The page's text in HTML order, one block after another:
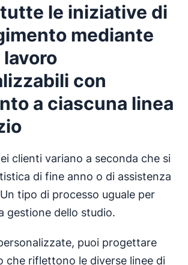
le iniziative di
mediante
con
a ciascuna linea
clienti variano a seconda che si
di fine anno o di assistenza
tipo di processo uguale per
gestione dello studio.
puoi progettare
che riflettono le diverse linee di